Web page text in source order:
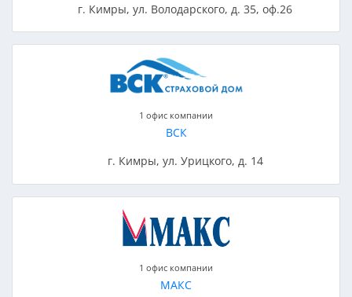
г. Кимры, ул. Володарского, д. 35, оф.26
1 офис компании
ВСК
г. Кимры, ул. Урицкого, д. 14
1 офис компании
МАКС